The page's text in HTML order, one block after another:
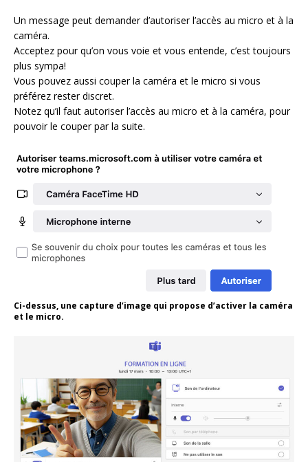
Un message peut demander d’autoriser l’accès au micro et à la
caméra.
Acceptez pour qu’on vous voie et vous entende, c’est toujours
plus sympa!
Vous pouvez aussi couper la caméra et le micro si vous
préférez rester discret.
Notez qu’il faut autoriser l’accès au micro et à la caméra, pour
pouvoir le couper par la suite.
Ci-dessus, une capture d’image qui propose d’activer la caméra
et le micro.